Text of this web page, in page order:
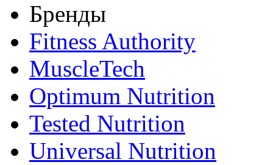
Бренды
Fitness Authority
MuscleTech
Optimum Nutrition
Tested Nutrition
Universal Nutrition